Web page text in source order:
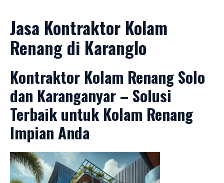
Jasa Kontraktor Kolam
Renang di Karanglo
Kontraktor Kolam Renang Solo
dan Karanganyar – Solusi
Terbaik untuk Kolam Renang
Impian Anda